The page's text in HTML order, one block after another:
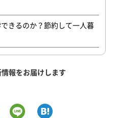
きるのか？節約して一人暮
報をお届けします